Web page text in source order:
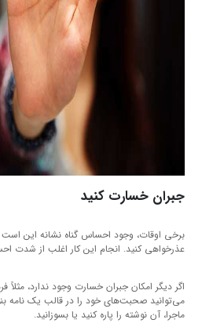
جبران خسارت کنید
برخی اوقات، وجود احساس گناه نشانه این است
عذرخواهی کنید. انجام این کار اغلب از شدت
اگر دیگر امکان جبران خسارت وجود ندارد، مثلاً
می‌توانید صحبت‌های خود را در قالب یک نامه
ماجرا، آن نوشته را پاره کنید یا بسوزانید.